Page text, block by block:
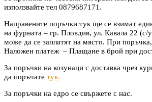
използвайте тел 0879687171.
Направените поръчки тук ще се взимат
на фурната – гр. Пловдив, ул. Кавала 22 (с/
може да се заплатят на място. При
Наложен платеж – Плащане в брой при
За поръчки на козунаци с доставка чрез
да поръчате тук.
За поръчки на едро се свържете с нас.